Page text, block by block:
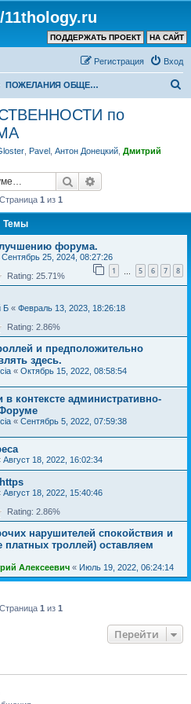
НА САЙТ
ПОДДЕРЖАТЬ ПРОЕКТ
Вход
Регистрация
ПОЖЕЛАНИЯ ОБЩЕСТВЕННОСТИ по УЛУЧШЕНИЮ ФОРУМА
по
Pavel Антон Донецкий Дмитрий
Поиск
1 из 1
Темы
форума.
Сентябрь 25, 2024, 08:27:26
1 5 6 7 8
Rating: 25.71%
Б « Февраль 13, 2023, 18:26:18
Rating: 2.86%
и предположительно
здесь.
« Октябрь 15, 2022, 08:58:54
контексте административно-
« Сентябрь 5, 2022, 07:59:38
Август 18, 2022, 16:02:34
Август 18, 2022, 15:40:46
Rating: 2.86%
нарушителей спокойствия и
троллей) оставляем
Алексеевич « Июль 19, 2022, 06:24:14
1 из 1
Перейти